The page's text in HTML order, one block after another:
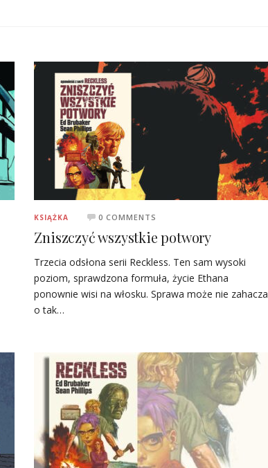
KSIĄŻKA 0 COMMENTS
Zniszczyć wszystkie potwory
Trzecia odsłona serii Reckless. Ten sam wysoki
poziom, sprawdzona formuła, życie Ethana
ponownie wisi na włosku. Sprawa może nie zahacza
o tak…